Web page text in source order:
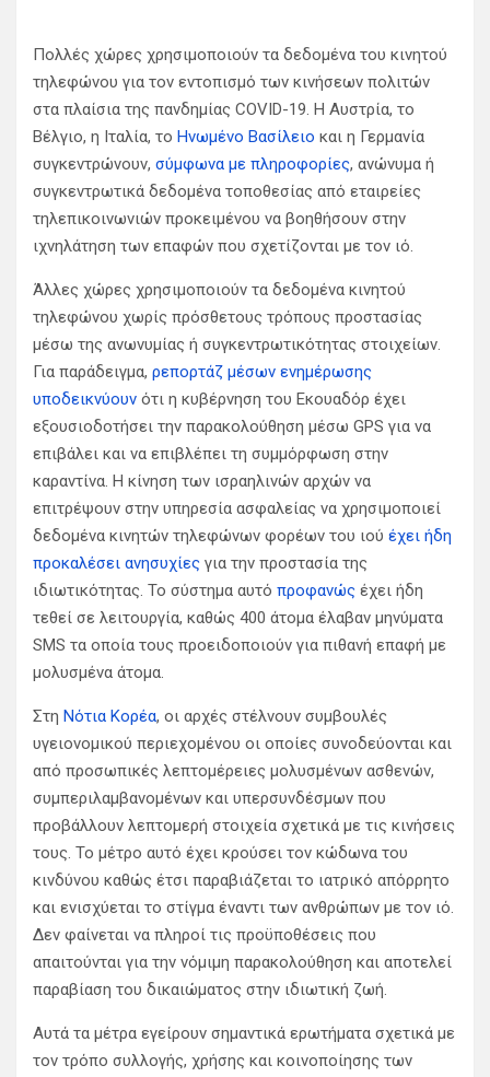
Πολλές χώρες χρησιμοποιούν τα δεδομένα του κινητού
τηλεφώνου για τον εντοπισμό των κινήσεων πολιτών
στα πλαίσια της πανδημίας COVID-19. Η Αυστρία, το
Βέλγιο, η Ιταλία, το Ηνωμένο Βασίλειο και η Γερμανία
συγκεντρώνουν, σύμφωνα με πληροφορίες, ανώνυμα ή
συγκεντρωτικά δεδομένα τοποθεσίας από εταιρείες
τηλεπικοινωνιών προκειμένου να βοηθήσουν στην
ιχνηλάτηση των επαφών που σχετίζονται με τον ιό.
Άλλες χώρες χρησιμοποιούν τα δεδομένα κινητού
τηλεφώνου χωρίς πρόσθετους τρόπους προστασίας
μέσω της ανωνυμίας ή συγκεντρωτικότητας στοιχείων.
Για παράδειγμα, ρεπορτάζ μέσων ενημέρωσης
υποδεικνύουν ότι η κυβέρνηση του Εκουαδόρ έχει
εξουσιοδοτήσει την παρακολούθηση μέσω GPS για να
επιβάλει και να επιβλέπει τη συμμόρφωση στην
καραντίνα. Η κίνηση των ισραηλινών αρχών να
επιτρέψουν στην υπηρεσία ασφαλείας να χρησιμοποιεί
δεδομένα κινητών τηλεφώνων φορέων του ιού έχει ήδη
προκαλέσει ανησυχίες για την προστασία της
ιδιωτικότητας. Το σύστημα αυτό προφανώς έχει ήδη
τεθεί σε λειτουργία, καθώς 400 άτομα έλαβαν μηνύματα
SMS τα οποία τους προειδοποιούν για πιθανή επαφή με
μολυσμένα άτομα.
Στη Νότια Κορέα, οι αρχές στέλνουν συμβουλές
υγειονομικού περιεχομένου οι οποίες συνοδεύονται και
από προσωπικές λεπτομέρειες μολυσμένων ασθενών,
συμπεριλαμβανομένων και υπερσυνδέσμων που
προβάλλουν λεπτομερή στοιχεία σχετικά με τις κινήσεις
τους. Το μέτρο αυτό έχει κρούσει τον κώδωνα του
κινδύνου καθώς έτσι παραβιάζεται το ιατρικό απόρρητο
και ενισχύεται το στίγμα έναντι των ανθρώπων με τον ιό.
Δεν φαίνεται να πληροί τις προϋποθέσεις που
απαιτούνται για την νόμιμη παρακολούθηση και αποτελεί
παραβίαση του δικαιώματος στην ιδιωτική ζωή.
Αυτά τα μέτρα εγείρουν σημαντικά ερωτήματα σχετικά με
τον τρόπο συλλογής, χρήσης και κοινοποίησης των